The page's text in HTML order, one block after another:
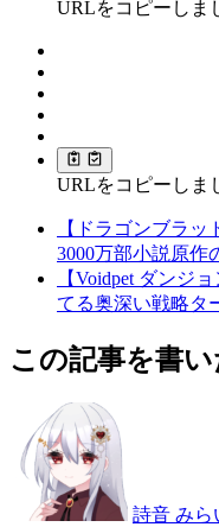
URLをコピーしま
URLをコピーしま
【ドラゴンブラッ
3000万部小説原作
【Voidpet ダンジ
てる奥深い戦略タ
この記事を書い
詩音 みら